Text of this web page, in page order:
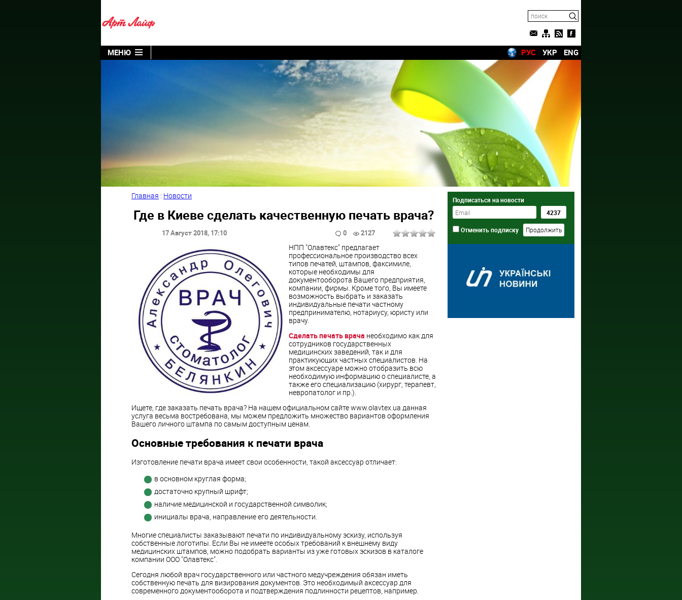
МЕНЮ РУС УКР ENG
Главная : Новости
Где в Киеве сделать качественную печать врача?
17 Август 2018, 17:10 0 2127
НПП "Олавтекс" предлагает
профессиональное производство всех
типов печатей, штампов, факсимиле,
которые необходимы для
документооборота Вашего предприятия,
компании, фирмы. Кроме того, Вы имеете
возможность выбрать и заказать
индивидуальные печати частному
предпринимателю, нотариусу, юристу или
врачу.
Сделать печать врача необходимо как для
сотрудников государственных
медицинских заведений, так и для
практикующих частных специалистов. На
этом аксессуаре можно отобразить всю
необходимую информацию о специалисте, а
также его специализацию (хирург, терапевт,
невропатолог и пр.).
Ищете, где заказать печать врача? На нашем официальном сайте www.olavtex.ua данная
услуга весьма востребована, мы можем предложить множество вариантов оформления
Вашего личного штампа по самым доступным ценам.
Основные требования к печати врача
Изготовление печати врача имеет свои особенности, такой аксессуар отличает:
в основном круглая форма;
достаточно крупный шрифт;
наличие медицинской и государственной символик;
инициалы врача, направление его деятельности.
Многие специалисты заказывают печати по индивидуальному эскизу, используя
собственные логотипы. Если Вы не имеете особых требований к внешнему виду
медицинских штампов, можно подобрать варианты из уже готовых эскизов в каталоге
компании ООО "Олавтекс".
Сегодня любой врач государственного или частного медучреждения обязан иметь
собственную печать для визирования документов. Это необходимый аксессуар для
современного документооборота и подтверждения подлинности рецептов, например.
Подписаться на новости
Отменить подписку